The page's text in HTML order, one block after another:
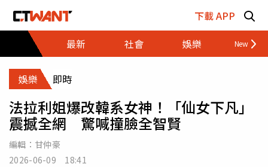
下載 APP
最新
社會 娛樂 財經
娛樂 即時
法拉利姐爆改韓系女神！「仙女下凡」
震撼全網 驚喊撞臉全智賢
編輯： 甘仲豪
2026-06-09 18:41